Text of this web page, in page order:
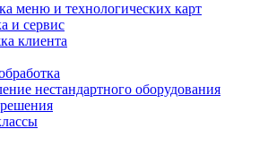
меню и технологических карт
и сервис
клиента
нестандартного оборудования